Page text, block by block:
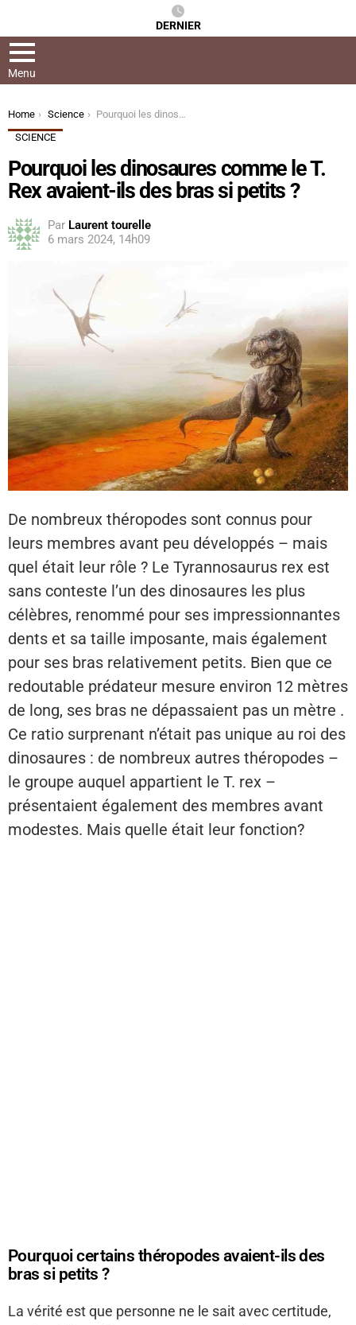
DERNIER
Menu
You are here:
Home Science
Pourquoi les dinosaures comme le T. Rex avaient-ils des bras si petits ?
SCIENCE
Pourquoi les dinosaures comme le T.
Rex avaient-ils des bras si petits ?
Par Laurent tourelle
6 mars 2024, 14h09
De nombreux théropodes sont connus pour
leurs membres avant peu développés – mais
quel était leur rôle ? Le Tyrannosaurus rex est
sans conteste l’un des dinosaures les plus
célèbres, renommé pour ses impressionnantes
dents et sa taille imposante, mais également
pour ses bras relativement petits. Bien que ce
redoutable prédateur mesure environ 12 mètres
de long, ses bras ne dépassaient pas un mètre .
Ce ratio surprenant n’était pas unique au roi des
dinosaures : de nombreux autres théropodes –
le groupe auquel appartient le T. rex –
présentaient également des membres avant
modestes. Mais quelle était leur fonction?
Pourquoi certains théropodes avaient-ils des
bras si petits ?
La vérité est que personne ne le sait avec certitude,